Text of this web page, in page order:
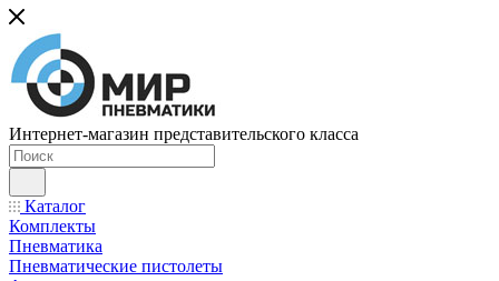
Интернет-магазин представительского класса
Каталог
Комплекты
Пневматика
Пневматические пистолеты